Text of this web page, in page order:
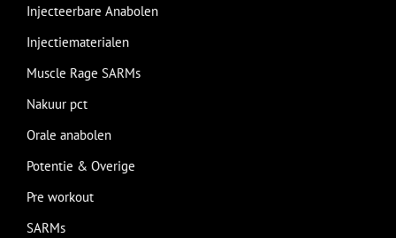
Injecteerbare Anabolen
Injectiematerialen
Muscle Rage SARMs
Nakuur pct
Orale anabolen
Potentie & Overige
Pre workout
SARMs